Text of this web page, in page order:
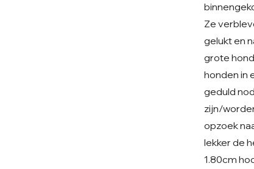
Ze
gelukt en
grote
honden in
geduld
zijn/
opzoek
lekker de
1.80cm